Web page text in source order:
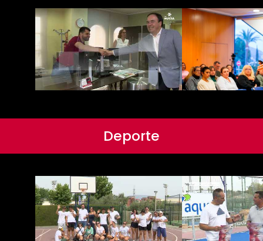
Deporte